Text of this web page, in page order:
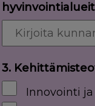
3.
Innovointi